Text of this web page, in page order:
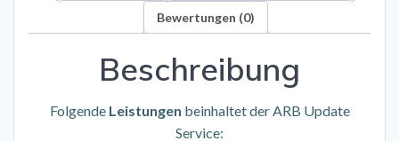
pro
Menge
Bewertungen (0)
Beschreibung
Folgende Leistungen beinhaltet der ARB Update
Service: